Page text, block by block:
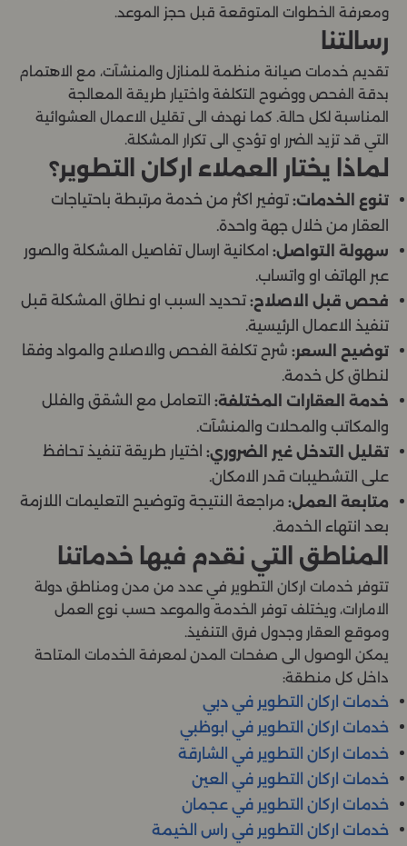
ومعرفة الخطوات المتوقعة قبل حجز الموعد.
رسالتنا
تقديم خدمات صيانة منظمة للمنازل والمنشآت، مع الاهتمام
بدقة الفحص ووضوح التكلفة واختيار طريقة المعالجة
المناسبة لكل حالة. كما نهدف الى تقليل الاعمال العشوائية
التي قد تزيد الضرر او تؤدي الى تكرار المشكلة.
لماذا يختار العملاء اركان التطوير؟
تنوع الخدمات: توفير اكثر من خدمة مرتبطة باحتياجات
العقار من خلال جهة واحدة.
سهولة التواصل: امكانية ارسال تفاصيل المشكلة والصور
عبر الهاتف او واتساب.
فحص قبل الاصلاح: تحديد السبب او نطاق المشكلة قبل
تنفيذ الاعمال الرئيسية.
توضيح السعر: شرح تكلفة الفحص والاصلاح والمواد وفقا
لنطاق كل خدمة.
خدمة العقارات المختلفة: التعامل مع الشقق والفلل
والمكاتب والمحلات والمنشآت.
تقليل التدخل غير الضروري: اختيار طريقة تنفيذ تحافظ
على التشطيبات قدر الامكان.
متابعة العمل: مراجعة النتيجة وتوضيح التعليمات اللازمة
بعد انتهاء الخدمة.
المناطق التي نقدم فيها خدماتنا
تتوفر خدمات اركان التطوير في عدد من مدن ومناطق دولة
الامارات، ويختلف توفر الخدمة والموعد حسب نوع العمل
وموقع العقار وجدول فرق التنفيذ.
يمكن الوصول الى صفحات المدن لمعرفة الخدمات المتاحة
داخل كل منطقة:
خدمات اركان التطوير في دبي
خدمات اركان التطوير في ابوظبي
خدمات اركان التطوير في الشارقة
خدمات اركان التطوير في العين
خدمات اركان التطوير في عجمان
خدمات اركان التطوير في راس الخيمة